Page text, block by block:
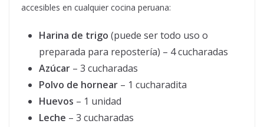
accesibles en cualquier cocina peruana:
Harina de trigo (puede ser todo uso o
preparada para repostería) – 4 cucharadas
Azúcar – 3 cucharadas
Polvo de hornear – 1 cucharadita
Huevos – 1 unidad
Leche – 3 cucharadas